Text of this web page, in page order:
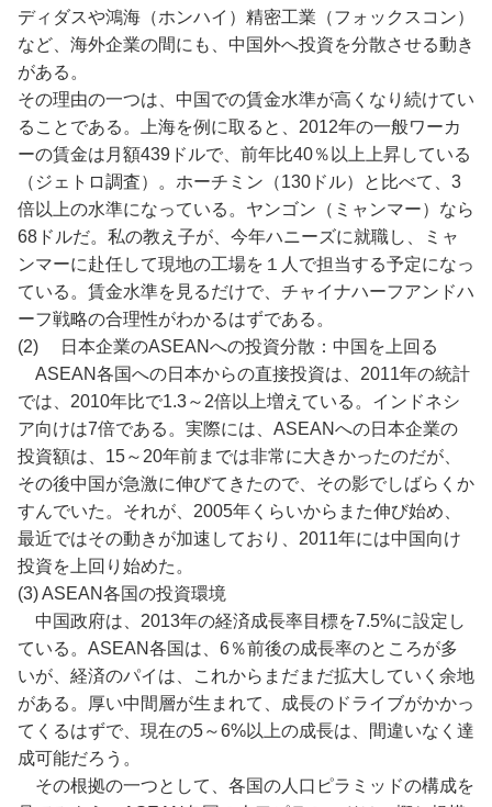
ディダスや鴻海（ホンハイ）精密工業（フォックスコン）
など、海外企業の間にも、中国外へ投資を分散させる動き
がある。
その理由の一つは、中国での賃金水準が高くなり続けてい
ることである。上海を例に取ると、2012年の一般ワーカ
ーの賃金は月額439ドルで、前年比40％以上上昇している
（ジェトロ調査）。ホーチミン（130ドル）と比べて、3
倍以上の水準になっている。ヤンゴン（ミャンマー）なら
68ドルだ。私の教え子が、今年ハニーズに就職し、ミャ
ンマーに赴任して現地の工場を１人で担当する予定になっ
ている。賃金水準を見るだけで、チャイナハーフアンドハ
ーフ戦略の合理性がわかるはずである。
(2) 日本企業のASEANへの投資分散：中国を上回る
ASEAN各国への日本からの直接投資は、2011年の統計
では、2010年比で1.3～2倍以上増えている。インドネシ
ア向けは7倍である。実際には、ASEANへの日本企業の
投資額は、15～20年前までは非常に大きかったのだが、
その後中国が急激に伸びてきたので、その影でしばらくか
すんでいた。それが、2005年くらいからまた伸び始め、
最近ではその動きが加速しており、2011年には中国向け
投資を上回り始めた。
(3) ASEAN各国の投資環境
中国政府は、2013年の経済成長率目標を7.5%に設定し
ている。ASEAN各国は、6％前後の成長率のところが多
いが、経済のパイは、これからまだまだ拡大していく余地
がある。厚い中間層が生まれて、成長のドライブがかかっ
てくるはずで、現在の5～6%以上の成長は、間違いなく達
成可能だろう。
その根拠の一つとして、各国の人口ピラミッドの構成を